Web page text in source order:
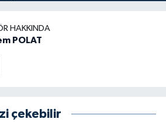
HAKKINDA
POLAT
çekebilir